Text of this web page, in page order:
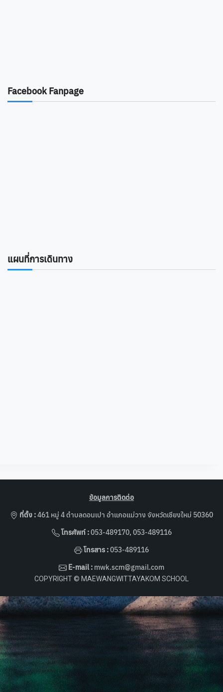
Facebook Fanpage
แผนที่การเดินทาง
ข้อมูลการติดต่อ
ที่ตั้ง :461 หมู่ 4 ตำบลดอนเปา อำแภอแม่วาง จังหวัดเชียงใหม่ 50360
โทรศัพท์ :053-489170, 053-489116
โทรสาร :053-489116
E-mail : mwk.scm@gmail.com
COPYRIGHT © MAEWANGWITTAYAKOM SCHOOL